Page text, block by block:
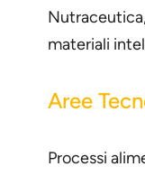
materiali
Aree
Processi